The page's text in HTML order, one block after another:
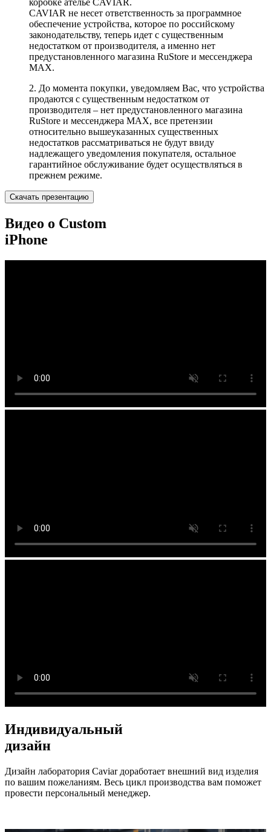
коробке ателье CAVIAR.
CAVIAR не несет ответственность за программное
обеспечение устройства, которое по российскому
законодательству, теперь идет с существенным
недостатком от производителя, а именно нет
предустановленного магазина RuStore и мессенджера
MAX.
2. До момента покупки, уведомляем Вас, что устройства
продаются с существенным недостатком от
производителя – нет предустановленного магазина
RuStore и мессенджера MAX, все претензии
относительно вышеуказанных существенных
недостатков рассматриваться не будут ввиду
надлежащего уведомления покупателя, остальное
гарантийное обслуживание будет осуществляться в
прежнем режиме.
Скачать презентацию
Видео о Custom
iPhone
Индивидуальный
дизайн
Дизайн лаборатория Caviar доработает внешний вид изделия
по вашим пожеланиям. Весь цикл производства вам поможет
провести персональный менеджер.